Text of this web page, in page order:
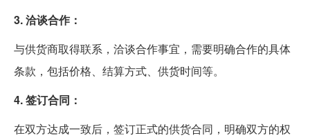
3. 洽谈合作：
与供货商取得联系，洽谈合作事宜，需要明确合作的具体
条款，包括价格、结算方式、供货时间等。
4. 签订合同：
在双方达成一致后，签订正式的供货合同，明确双方的权